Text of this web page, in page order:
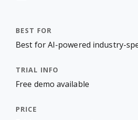
Best for AI-powered industry-
Free demo available